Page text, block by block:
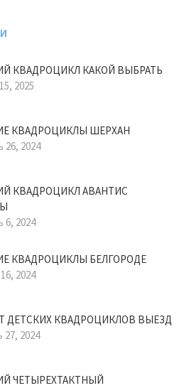
КВАДРОЦИКЛ КАКОЙ ВЫБРАТЬ
2025
КВАДРОЦИКЛЫ ШЕРХАН
26, 2024
КВАДРОЦИКЛ АВАНТИС
6, 2024
КВАДРОЦИКЛЫ БЕЛГОРОДЕ
2024
ДЕТСКИХ КВАДРОЦИКЛОВ ВЫЕЗД
27, 2024
ЧЕТЫРЕХТАКТНЫЙ